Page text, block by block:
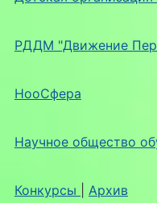
РДДМ "Движение
НооСфера
Научное общество
Конкурсы Архив